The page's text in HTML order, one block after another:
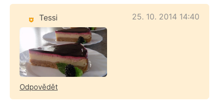
Tessi 25. 10. 2014 14:40
Odpovědět